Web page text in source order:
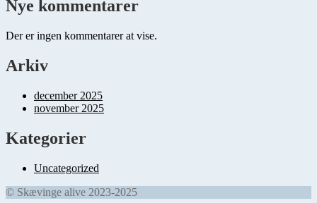
Nye kommentarer
Der er ingen kommentarer at vise.
Arkiv
december 2025
november 2025
Kategorier
Uncategorized
© Skævinge alive 2023-2025